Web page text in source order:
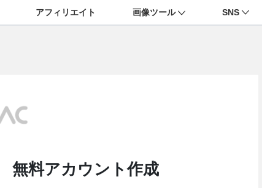
アフィリエイト 画像ツール SNS
無料アカウント作成